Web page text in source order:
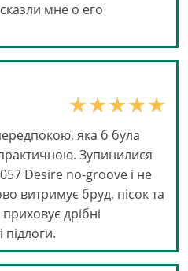
мне о его
яка б була
Зупинилися
Desire no-groove і не
витримує бруд, пісок та
дрібні
підлоги.